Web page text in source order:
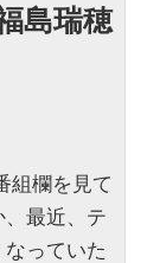
島瑞穂
欄を見て
最近、テ
っていた